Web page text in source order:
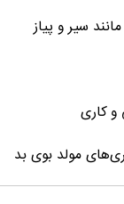
سیر و پیاز
و کاری
مولد بوی بد